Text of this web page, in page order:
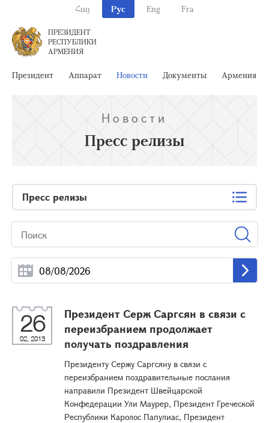
Հայ Рус Eng Fra
ПРЕЗИДЕНТ
РЕСПУБЛИКИ
АРМЕНИЯ
Президент Аппарат Новости Документы Армения
Новости
Пресс релизы
Пресс релизы
26
02, 2013
Президент Серж Саргсян в связи с
переизбранием продолжает
получать поздравления
Президенту Сержу Саргсяну в связи с
переизбранием поздравительные послания
направили Президент Швейцарской
Конфедерации Ули Маурер, Президент Греческой
Республики Каролос Папулиас, Президент